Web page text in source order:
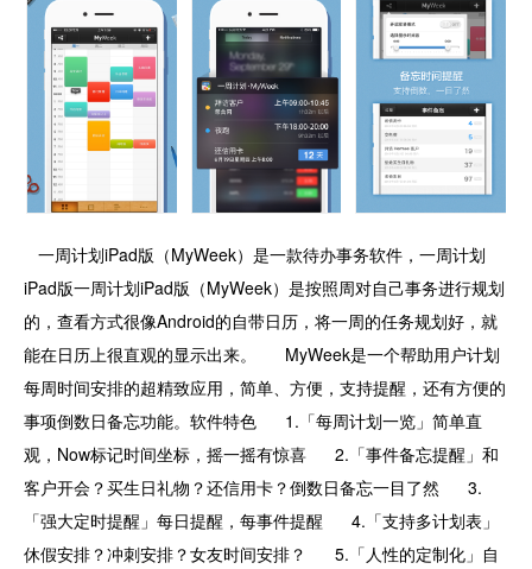
一周计划iPad版（MyWeek）是一款待办事务软件，一周计划
iPad版一周计划iPad版（MyWeek）是按照周对自己事务进行规划
的，查看方式很像Android的自带日历，将一周的任务规划好，就
能在日历上很直观的显示出来。 MyWeek是一个帮助用户计划
每周时间安排的超精致应用，简单、方便，支持提醒，还有方便的
事项倒数日备忘功能。软件特色 1.「每周计划一览」简单直
观，Now标记时间坐标，摇一摇有惊喜 2.「事件备忘提醒」和
客户开会？买生日礼物？还信用卡？倒数日备忘一目了然 3.
「强大定时提醒」每日提醒，每事件提醒 4.「支持多计划表」
休假安排？冲刺安排？女友时间安排？ 5.「人性的定制化」自